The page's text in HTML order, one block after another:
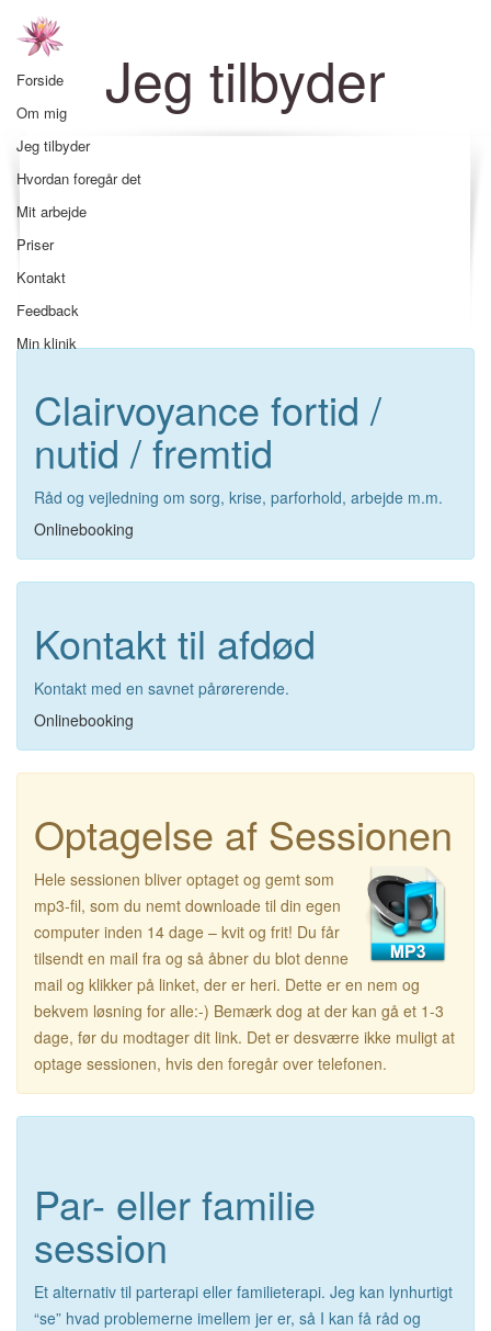
Forside
Om mig
Jeg tilbyder
Hvordan foregår det
Mit arbejde
Priser
Kontakt
Feedback
Min klinik
Jeg tilbyder
Clairvoyance fortid /
nutid / fremtid
Råd og vejledning om sorg, krise, parforhold, arbejde m.m.
Onlinebooking
Kontakt til afdød
Kontakt med en savnet pårørerende.
Onlinebooking
Optagelse af Sessionen
Hele sessionen bliver optaget og gemt som
mp3-fil, som du nemt downloade til din egen
computer inden 14 dage – kvit og frit! Du får
tilsendt en mail fra og så åbner du blot denne
mail og klikker på linket, der er heri. Dette er en nem og
bekvem løsning for alle:-) Bemærk dog at der kan gå et 1-3
dage, før du modtager dit link. Det er desværre ikke muligt at
optage sessionen, hvis den foregår over telefonen.
Par- eller familie
session
Et alternativ til parterapi eller familieterapi. Jeg kan lynhurtigt
“se” hvad problemerne imellem jer er, så I kan få råd og